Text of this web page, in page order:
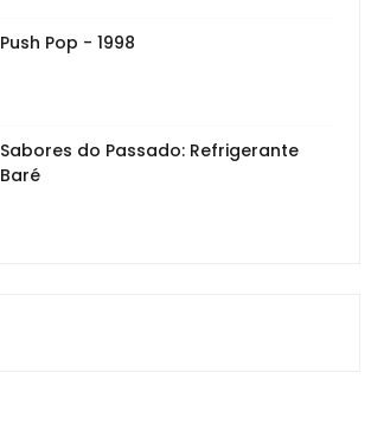
Push Pop - 1998
Sabores do Passado: Refrigerante
Baré